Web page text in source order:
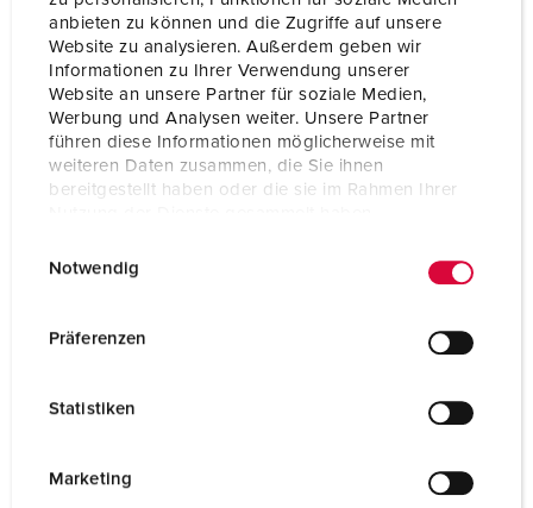
anbieten zu können und die Zugriffe auf unsere
Website zu analysieren. Außerdem geben wir
Informationen zu Ihrer Verwendung unserer
Website an unsere Partner für soziale Medien,
Werbung und Analysen weiter. Unsere Partner
führen diese Informationen möglicherweise mit
weiteren Daten zusammen, die Sie ihnen
bereitgestellt haben oder die sie im Rahmen Ihrer
Notwendig
Präferenzen
Statistiken
Marketing
Aansluittechniek
schroefklemmen
ErgoCONTACT®
NAAR HET PRODUCT